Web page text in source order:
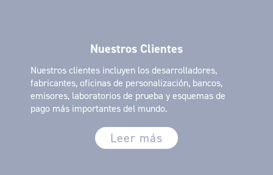
Nuestros Clientes
Nuestros clientes incluyen los desarrolladores,
fabricantes, oficinas de personalización, bancos,
emisores, laboratorios de prueba y esquemas de
pago más importantes del mundo.
Leer más